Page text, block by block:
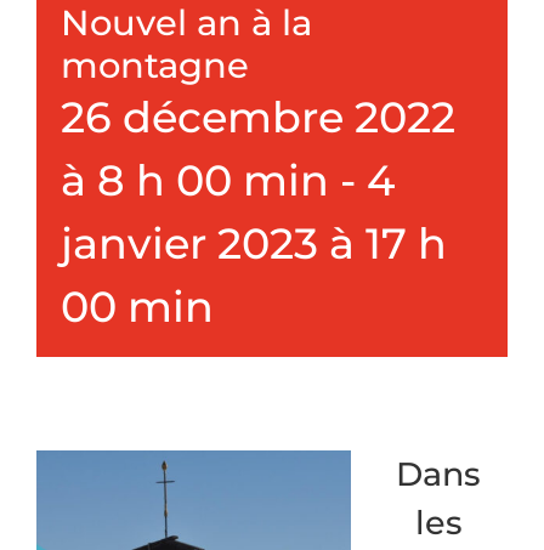
Nouvel an à la
montagne
26 décembre 2022
à 8 h 00 min - 4
janvier 2023 à 17 h
00 min
Dans
les